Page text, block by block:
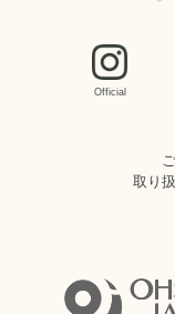
Official
取り